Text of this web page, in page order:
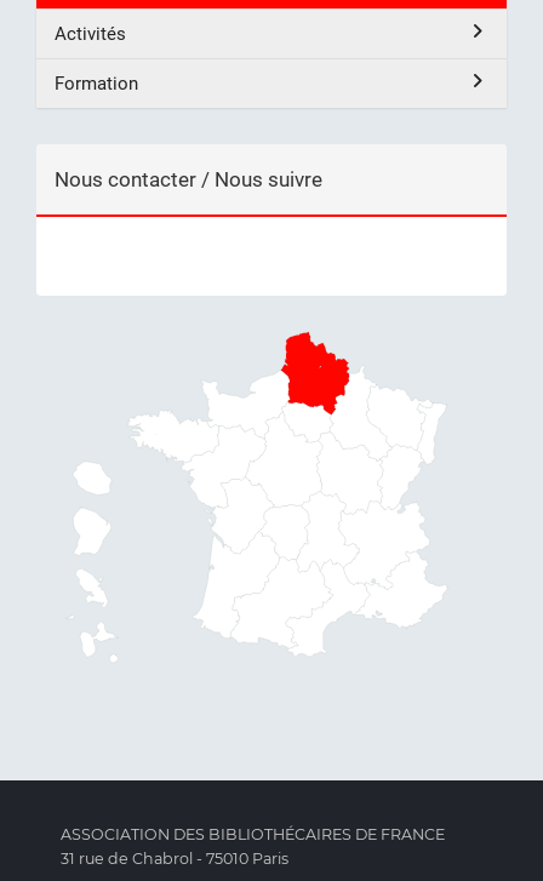
Activités
Formation
Nous contacter / Nous suivre
ASSOCIATION DES BIBLIOTHÉCAIRES DE FRANCE
31 rue de Chabrol - 75010 Paris